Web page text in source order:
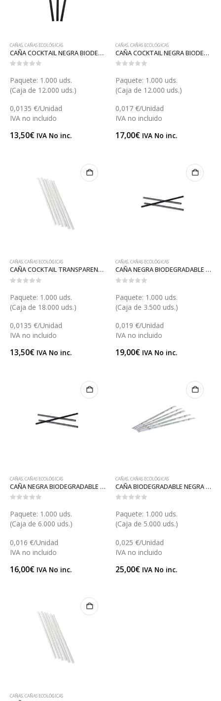
CAÑAS,CAÑAS ECOLÓGICAS
CAÑA COCKTAIL NEGRA BIODEGRADABLE 6 (X031BNC)
Paquete: 1.000 uds.
(Caja de 12.000 uds.)
0,0135 €/Unidad
IVA no incluido
13,50€ IVA No inc.
CAÑAS,CAÑAS ECOLÓGICAS
CAÑA COCKTAIL NEGRA BIODEGRADABLE 8 (X031BN)
Paquete: 1.000 uds.
(Caja de 12.000 uds.)
0,017 €/Unidad
IVA no incluido
17,00€ IVA No inc.
CAÑAS,CAÑAS ECOLÓGICAS
CAÑA COCKTAIL TRANSPARENTE BIODEGRADABLE 6 (X031B)
Paquete: 1.000 uds.
(Caja de 18.000 uds.)
0,0135 €/Unidad
IVA no incluido
13,50€ IVA No inc.
CAÑAS,CAÑAS ECOLÓGICAS
CAÑA NEGRA BIODEGRADABLE 23 (X032BN)
Paquete: 1.000 uds.
(Caja de 3.500 uds.)
0,019 €/Unidad
IVA no incluido
19,00€ IVA No inc.
CAÑAS,CAÑAS ECOLÓGICAS
CAÑA NEGRA BIODEGRADABLE 21 (X036BN)
Paquete: 1.000 uds.
(Caja de 6.000 uds.)
0,016 €/Unidad
IVA no incluido
16,00€ IVA No inc.
CAÑAS,CAÑAS ECOLÓGICAS
CAÑA BIODEGRADABLE NEGRA CON FUNDA (X036F)
Paquete: 1.000 uds.
(Caja de 5.000 uds.)
0,025 €/Unidad
IVA no incluido
25,00€ IVA No inc.
CAÑAS,CAÑAS ECOLÓGICAS